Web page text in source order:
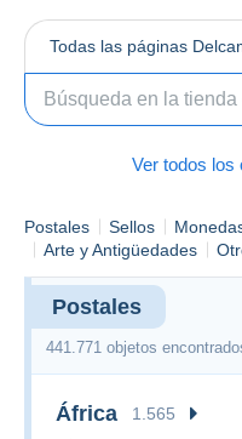
**Deutsch:**
Liebe Sammlerfreunde,
können, dass der Versand
Shop kostenlos ist.
zusätzliche
selection without any
and discovering!
**Français:**
Chers collectionneurs,
que l'expédition de toutes
boutique est gratuite.
de port supplémentaires.
Todas las páginas
Ver todos los
Postales Sellos
Arte y Antigüedades
Postales
441.771 objetos
África 1.565